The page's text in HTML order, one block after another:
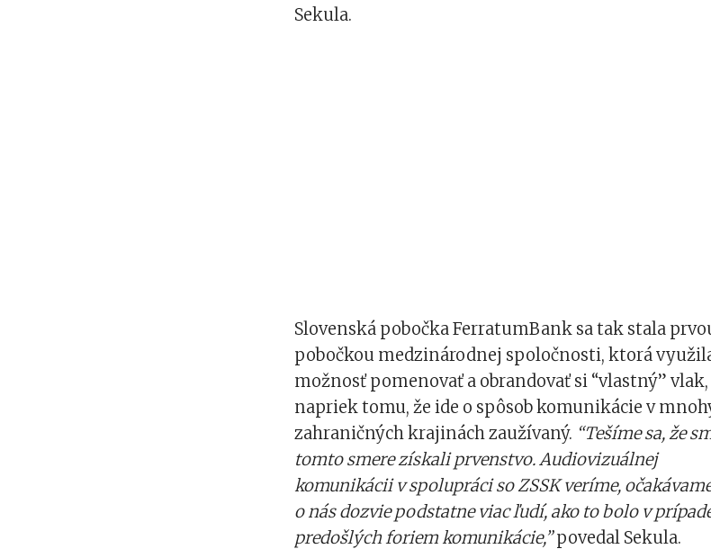
Sekula.
Slovenská pobočka FerratumBank sa tak stala
pobočkou medzinárodnej spoločnosti, ktorá
možnosť pomenovať a obrandovať si “vlastný” vlak,
napriek tomu, že ide o spôsob komunikácie v
zahraničných krajinách zaužívaný. “Tešíme sa, že
tomto smere získali prvenstvo. Audiovizuálnej
komunikácii v spolupráci so ZSSK veríme,
o nás dozvie podstatne viac ľudí, ako to bolo v
predošlých foriem komunikácie,”povedal Sekula.